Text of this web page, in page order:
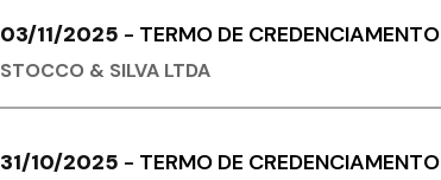
03/11/2025 - TERMO DE CREDENCIAMENTO
STOCCO & SILVA LTDA
31/10/2025 - TERMO DE CREDENCIAMENTO